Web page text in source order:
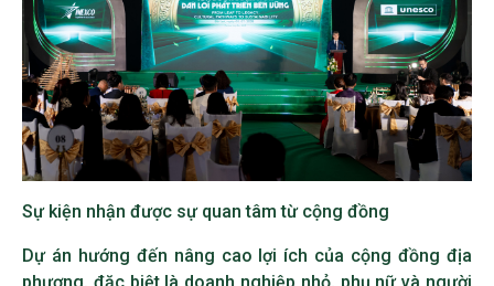
Sự kiện nhận được sự quan tâm từ cộng đồng
Dự án hướng đến nâng cao lợi ích của cộng đồng địa